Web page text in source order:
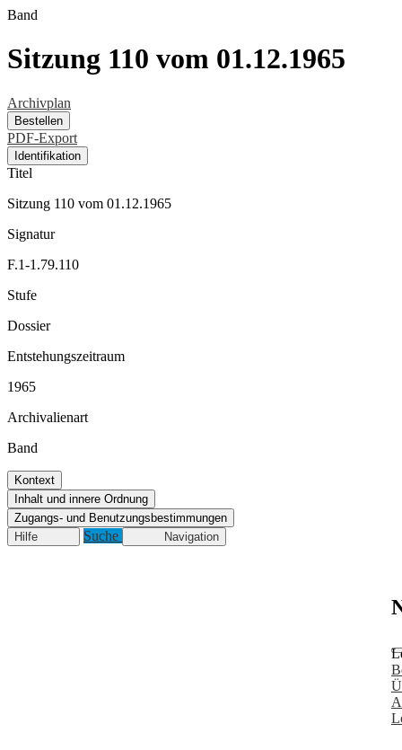
Band
Sitzung 110 vom 01.12.1965
Archivplan
Bestellen
PDF-Export
Identifikation
Titel
Sitzung 110 vom 01.12.1965
Signatur
F.1-1.79.110
Stufe
Dossier
Entstehungszeitraum
1965
Archivalienart
Band
Kontext
Inhalt und innere Ordnung
Zugangs- und Benutzungsbestimmungen
Hilfe
Suche Navigation